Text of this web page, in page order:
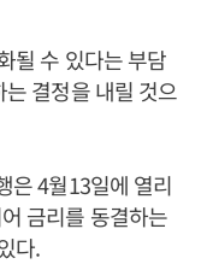
될 수 있다는 부담
결정을 내릴 것으
은 4월13일에 열리
금리를 동결하는
다.